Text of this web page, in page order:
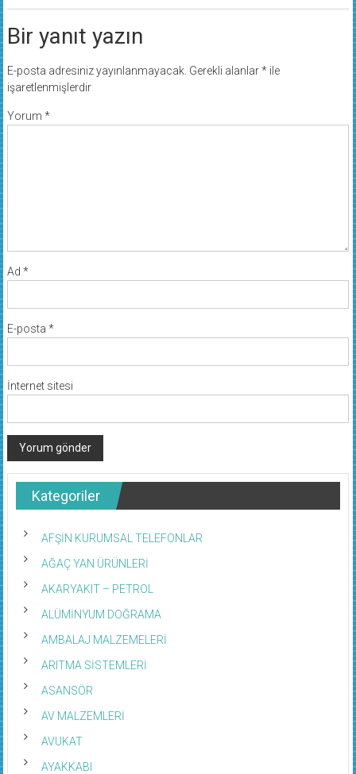
Bir yanıt yazın
E-posta adresiniz yayınlanmayacak. Gerekli alanlar*ile
işaretlenmişlerdir
Yorum *
Ad *
E-posta *
İnternet sitesi
Kategoriler
AFŞİN KURUMSAL TELEFONLAR
AĞAÇ YAN ÜRÜNLERİ
AKARYAKIT – PETROL
ALÜMİNYUM DOĞRAMA
AMBALAJ MALZEMELERİ
ARITMA SİSTEMLERİ
ASANSÖR
AV MALZEMLERİ
AVUKAT
AYAKKABI